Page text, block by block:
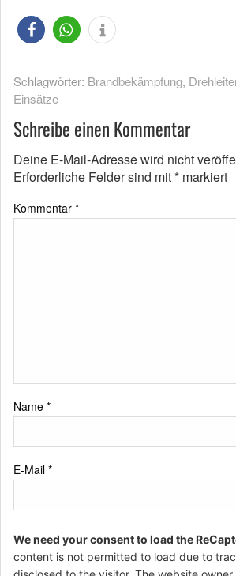
Schlagwörter: Brandbekämpfung,
Einsätze
Schreibe einen Kommentar
Deine E-Mail-Adresse wird nicht
Erforderliche Felder sind mit* markiert
Kommentar *
Name *
E-Mail *
We need your consent to load the
content is not permitted to load due to